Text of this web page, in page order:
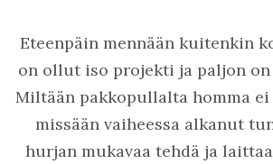
Eteenpäin mennään kuitenkin
on ollut iso projekti ja paljon on
Miltään pakkopullalta homma
missään vaiheessa alkanut
hurjan mukavaa tehdä ja